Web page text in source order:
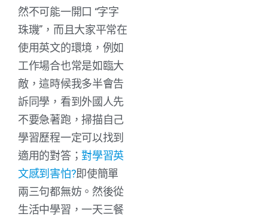
然不可能一開口 “字字
珠璣”，而且大家平常在
使用英文的環境，例如
工作場合也常是如臨大
敵，這時候我多半會告
訴同學，看到外國人先
不要急著跑，掃描自己
學習歷程一定可以找到
適用的對答；對學習英
文感到害怕?即使簡單
兩三句都無妨。然後從
生活中學習，一天三餐